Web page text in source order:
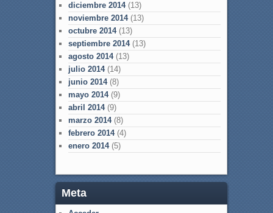
diciembre 2014(13)
noviembre 2014(13)
octubre 2014(13)
septiembre 2014(13)
agosto 2014(13)
julio 2014(14)
junio 2014(8)
mayo 2014(9)
abril 2014(9)
marzo 2014(8)
febrero 2014(4)
enero 2014(5)
Meta